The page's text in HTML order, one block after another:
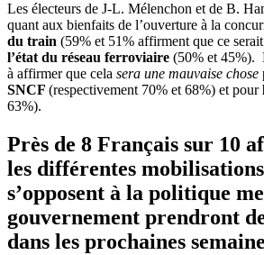
Les électeurs de J-L. Mélenchon et de B.
quant aux bienfaits de l’ouverture à la
du train (59% et 51% affirment que ce serait
l’état du réseau ferroviaire (50% et 45%).
à affirmer que cela sera une mauvaise chose
SNCF (respectivement 70% et 68%) et pour
63%).
Près de 8 Français sur 10
les différentes
s’opposent à la politique
gouvernement prendront
dans les prochaines